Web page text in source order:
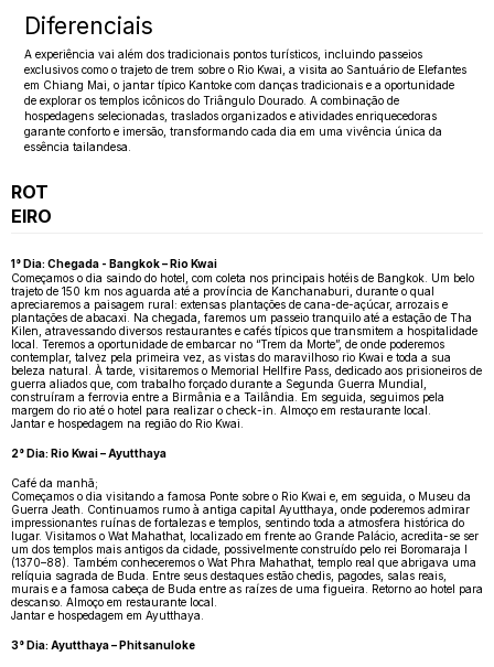
Diferenciais
A experiência vai além dos tradicionais pontos turísticos, incluindo passeios
exclusivos como o trajeto de trem sobre o Rio Kwai, a visita ao Santuário de Elefantes
em Chiang Mai, o jantar típico Kantoke com danças tradicionais e a oportunidade
de explorar os templos icônicos do Triângulo Dourado. A combinação de
hospedagens selecionadas, traslados organizados e atividades enriquecedoras
garante conforto e imersão, transformando cada dia em uma vivência única da
essência tailandesa.
ROT
EIRO
1° Dia: Chegada - Bangkok – Rio Kwai
Começamos o dia saindo do hotel, com coleta nos principais hotéis de Bangkok. Um belo
trajeto de 150 km nos aguarda até a província de Kanchanaburi, durante o qual
apreciaremos a paisagem rural: extensas plantações de cana-de-açúcar, arrozais e
plantações de abacaxi. Na chegada, faremos um passeio tranquilo até a estação de Tha
Kilen, atravessando diversos restaurantes e cafés típicos que transmitem a hospitalidade
local. Teremos a oportunidade de embarcar no “Trem da Morte”, de onde poderemos
contemplar, talvez pela primeira vez, as vistas do maravilhoso rio Kwai e toda a sua
beleza natural. À tarde, visitaremos o Memorial Hellfire Pass, dedicado aos prisioneiros de
guerra aliados que, com trabalho forçado durante a Segunda Guerra Mundial,
construíram a ferrovia entre a Birmânia e a Tailândia. Em seguida, seguimos pela
margem do rio até o hotel para realizar o check-in. Almoço em restaurante local.
Jantar e hospedagem na região do Rio Kwai.
2° Dia: Rio Kwai – Ayutthaya
Café da manhã;
Começamos o dia visitando a famosa Ponte sobre o Rio Kwai e, em seguida, o Museu da
Guerra Jeath. Continuamos rumo à antiga capital Ayutthaya, onde poderemos admirar
impressionantes ruínas de fortalezas e templos, sentindo toda a atmosfera histórica do
lugar. Visitamos o Wat Mahathat, localizado em frente ao Grande Palácio, acredita-se ser
um dos templos mais antigos da cidade, possivelmente construído pelo rei Boromaraja I
(1370–88). Também conheceremos o Wat Phra Mahathat, templo real que abrigava uma
relíquia sagrada de Buda. Entre seus destaques estão chedis, pagodes, salas reais,
murais e a famosa cabeça de Buda entre as raízes de uma figueira. Retorno ao hotel para
descanso. Almoço em restaurante local.
Jantar e hospedagem em Ayutthaya.
3° Dia: Ayutthaya – Phitsanuloke